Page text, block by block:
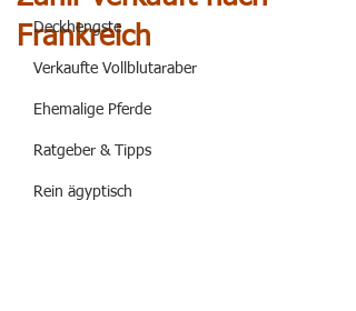
Deckhengste
Verkaufte Vollblutaraber
Ehemalige Pferde
Ratgeber & Tipps
Rein ägyptisch
Frankreich